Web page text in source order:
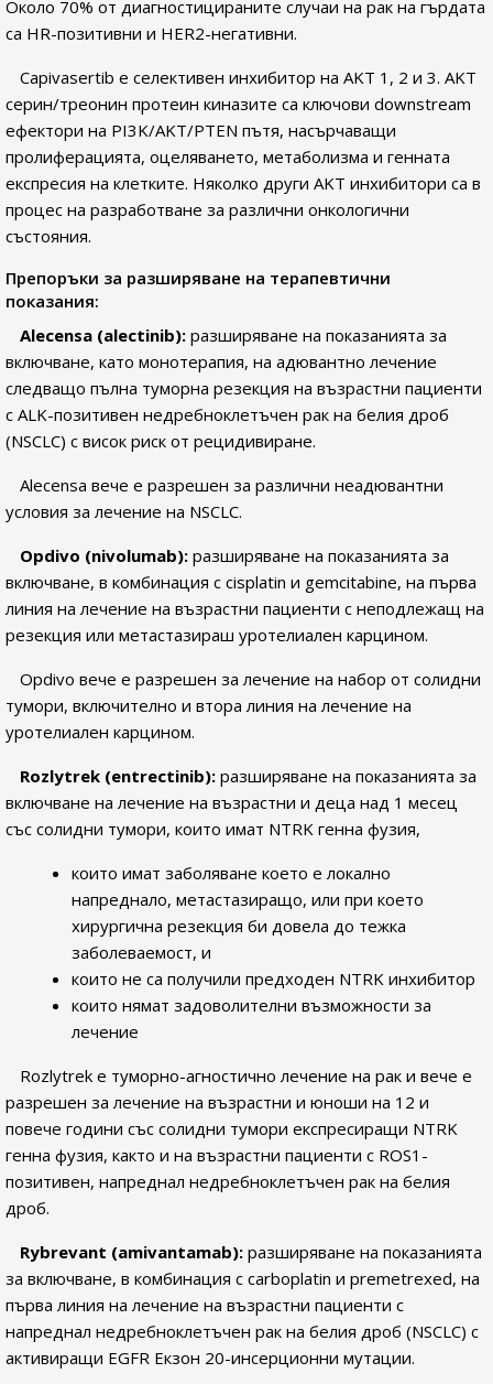
Около 70% от диагностицираните случаи на рак на гърдата
са HR-позитивни и HER2-негативни.
Capivasertib е селективен инхибитор на AKT 1, 2 и 3. AKT
серин/треонин протеин киназите са ключови downstream
ефектори на PI3K/AKT/PTEN пътя, насърчаващи
пролиферацията, оцеляването, метаболизма и генната
експресия на клетките. Няколко други AKT инхибитори са в
процес на разработване за различни онкологични
състояния.
Препоръки за разширяване на терапевтични
показания:
Alecensa (alectinib): разширяване на показанията за
включване, като монотерапия, на адювантно лечение
следващо пълна туморна резекция на възрастни пациенти
с ALK-позитивен недребноклетъчен рак на белия дроб
(NSCLC) с висок риск от рецидивиране.
Alecensa вече е разрешен за различни неадювантни
условия за лечение на NSCLC.
Opdivo (nivolumab): разширяване на показанията за
включване, в комбинация с cisplatin и gemcitabine, на първа
линия на лечение на възрастни пациенти с неподлежащ на
резекция или метастазираш уротелиален карцином.
Opdivo вече е разрешен за лечение на набор от солидни
тумори, включително и втора линия на лечение на
уротелиален карцином.
Rozlytrek (entrectinib): разширяване на показанията за
включване на лечение на възрастни и деца над 1 месец
със солидни тумори, които имат NTRK генна фузия,
които имат заболяване което е локално
напреднало, метастазиращо, или при което
хирургична резекция би довела до тежка
заболеваемост, и
които не са получили предходен NTRK инхибитор
които нямат задоволителни възможности за
лечение
Rozlytrek е туморно-агностично лечение на рак и вече е
разрешен за лечение на възрастни и юноши на 12 и
повече години със солидни тумори експресиращи NTRK
генна фузия, както и на възрастни пациенти с ROS1-
позитивен, напреднал недребноклетъчен рак на белия
дроб.
Rybrevant (amivantamab): разширяване на показанията
за включване, в комбинация с carboplatin и premetrexed, на
първа линия на лечение на възрастни пациенти с
напреднал недребноклетъчен рак на белия дроб (NSCLC) с
активиращи EGFR Екзон 20-инсерционни мутации.